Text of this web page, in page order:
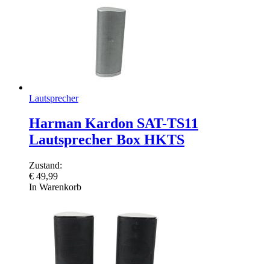
Lautsprecher
Harman Kardon SAT-TS11
Lautsprecher Box HKTS
Zustand:
€ 49,99
In Warenkorb